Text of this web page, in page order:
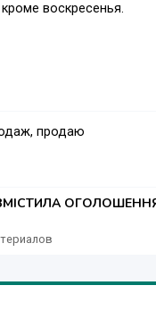
воскресенья.
продаю